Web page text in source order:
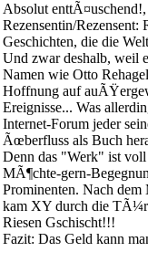
Absolut
Rezensentin/Rezensent:
Geschichten, die die
Und zwar deshalb, weil
Namen wie Otto
Hoffnung auf
Ereignisse... Was
Internet-Forum jeder
Ãœberfluss als Buch
Denn das "Werk" ist
MÃ¶chte-gern-
Prominenten. Nach
kam XY durch die TÃ¼r
Riesen Gschischt!!!
Fazit: Das Geld kann